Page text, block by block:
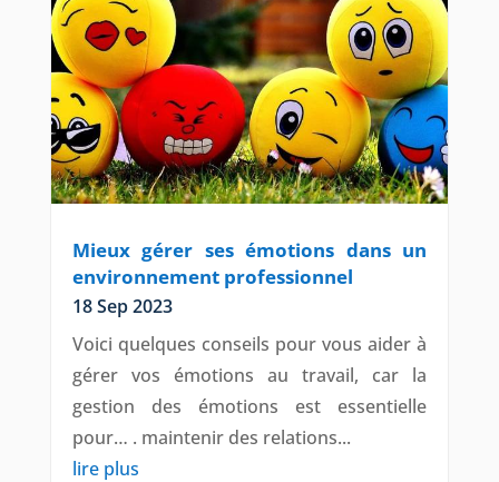
Mieux gérer ses émotions dans un
environnement professionnel
18 Sep 2023
Voici quelques conseils pour vous aider à
gérer vos émotions au travail, car la
gestion des émotions est essentielle
pour… . maintenir des relations...
lire plus